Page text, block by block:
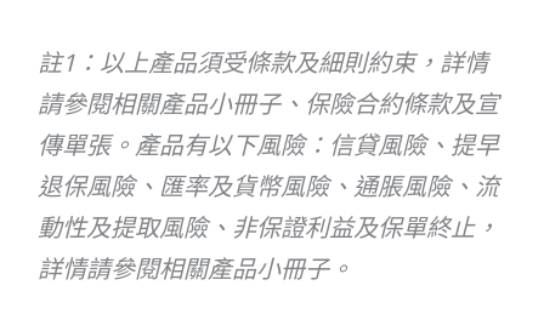
註1：以上產品須受條款及細則約束，詳情
請參閱相關產品小冊子、保險合約條款及宣
傳單張。產品有以下風險：信貸風險、提早
退保風險、匯率及貨幣風險、通脹風險、流
動性及提取風險、非保證利益及保單終止，
詳情請參閱相關產品小冊子。